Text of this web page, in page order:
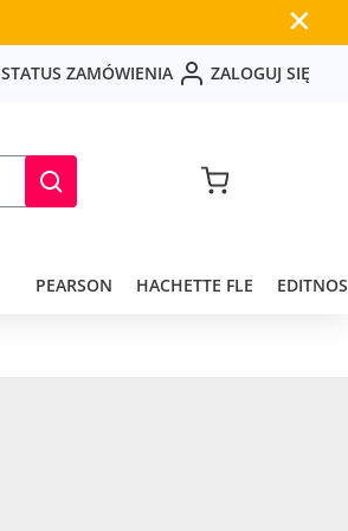
✕
STATUS ZAMÓWIENIA ZALOGUJ SIĘ
PEARSON HACHETTE FLE EDITNOS